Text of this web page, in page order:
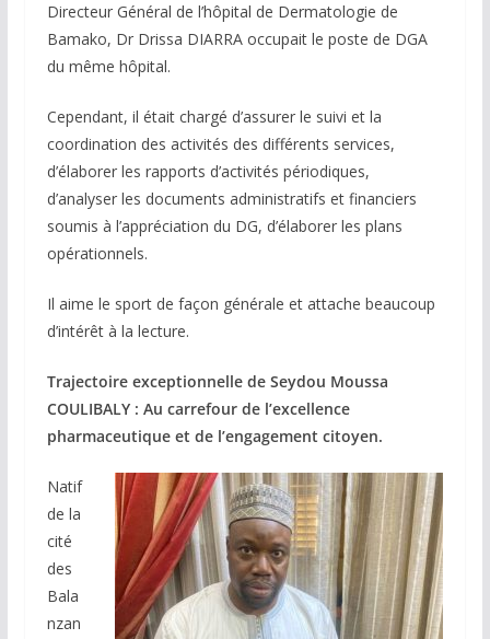
Directeur Général de l’hôpital de Dermatologie de
Bamako, Dr Drissa DIARRA occupait le poste de DGA
du même hôpital.
Cependant, il était chargé d’assurer le suivi et la
coordination des activités des différents services,
d’élaborer les rapports d’activités périodiques,
d’analyser les documents administratifs et financiers
soumis à l’appréciation du DG, d’élaborer les plans
opérationnels.
Il aime le sport de façon générale et attache beaucoup
d’intérêt à la lecture.
Trajectoire exceptionnelle de Seydou Moussa
COULIBALY : Au carrefour de l’excellence
pharmaceutique et de l’engagement citoyen.
Natif
de la
cité
des
Bala
nzan